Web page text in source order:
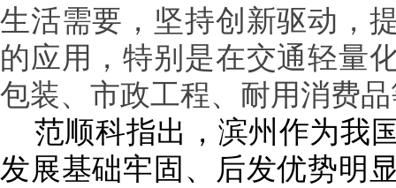
生活需要，坚持创新驱动，
的应用，特别是在交通轻量
包装、市政工程、耐用消费
范顺科指出，滨州作为我
发展基础牢固、后发优势明